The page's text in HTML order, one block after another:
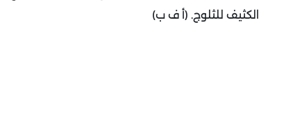
الكثيف للثلوج. (أ ف ب)